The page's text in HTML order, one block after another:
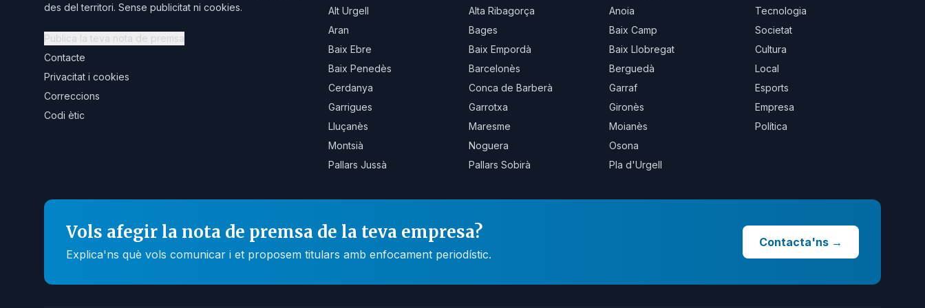
des del territori. Sense publicitat ni cookies.
Publica la teva nota de premsa
Contacte
Privacitat i cookies
Correccions
Codi ètic
Alt Urgell
Alta Ribagorça
Anoia
Aran
Bages
Baix Camp
Baix Ebre
Baix Empordà
Baix Llobregat
Baix Penedès
Barcelonès
Berguedà
Cerdanya
Conca de Barberà
Garraf
Garrigues
Garrotxa
Gironès
Lluçanès
Maresme
Moianès
Montsià
Noguera
Osona
Pallars Jussà
Pallars Sobirà Pla d'Urgell
Tecnologia
Societat
Cultura
Local
Esports
Empresa
Política
Vols afegir la nota de premsa de la teva empresa?
Explica'ns què vols comunicar i et proposem titulars amb enfocament periodístic.
Contacta'ns →